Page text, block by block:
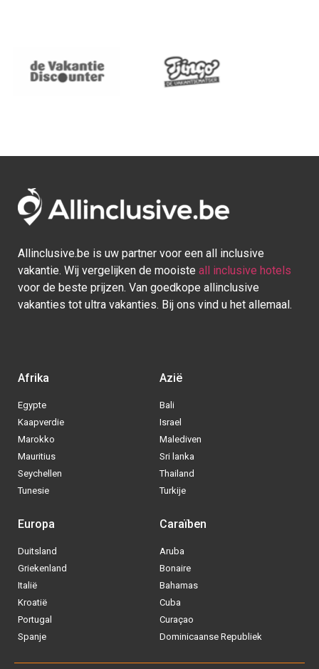
Allinclusive.be is uw partner voor een all inclusive
vakantie. Wij vergelijken de mooiste all inclusive hotels
voor de beste prijzen. Van goedkope allinclusive
vakanties tot ultra vakanties. Bij ons vind u het allemaal.
Afrika
Egypte
Kaapverdie
Marokko
Mauritius
Seychellen
Tunesie
Azië
Bali
Israel
Malediven
Sri lanka
Thailand
Turkije
Europa
Duitsland
Griekenland
Italië
Kroatië
Portugal
Spanje
Caraïben
Aruba
Bonaire
Bahamas
Cuba
Curaçao
Dominicaanse Republiek
Vakantiediscounter